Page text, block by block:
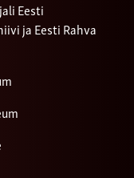
Eesti
ja Eesti Rahva